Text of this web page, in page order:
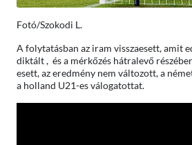
Fotó/Szokodi L.
A folytatásban az iram visszaesett, amit
diktált , és a mérkőzés hátralevő
esett, az eredmény nem változott, a
a holland U21-es válogatottat.